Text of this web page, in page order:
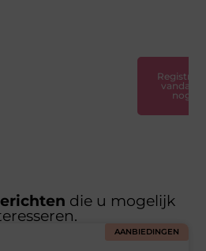
Registreer
vandaag
nog
die u mogelijk
AANBIEDINGEN